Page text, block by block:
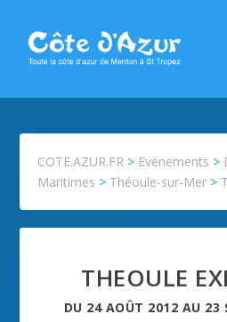
COTE.AZUR.FR > Evénements >
Maritimes > Théoule-sur-Mer >
THEOULE
DU 24 AOÛT 2012 AU 23